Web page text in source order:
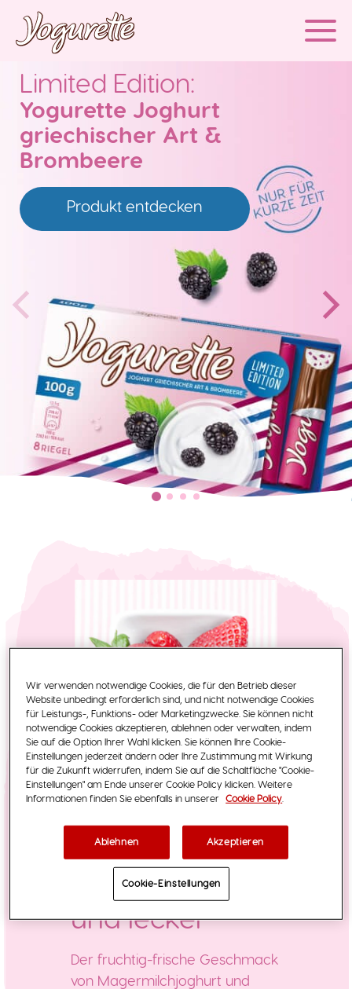
Limited Edition:
Yogurette Joghurt
griechischer Art &
Brombeere
Produkt entdecken
Fruchtig
und lecker
Der fruchtig-frische Geschmack
von Magermilchjoghurt und
Wir verwenden notwendige Cookies, die für den Betrieb dieser
Website unbedingt erforderlich sind, und nicht notwendige Cookies
für Leistungs-, Funktions- oder Marketingzwecke. Sie können nicht
notwendige Cookies akzeptieren, ablehnen oder verwalten, indem
Sie auf die Option Ihrer Wahl klicken. Sie können Ihre Cookie-
Einstellungen jederzeit ändern oder Ihre Zustimmung mit Wirkung
für die Zukunft widerrufen, indem Sie auf die Schaltfläche "Cookie-
Einstellungen" am Ende unserer Cookie Policy klicken. Weitere
Informationen finden Sie ebenfalls in unserer
Cookie Policy
Ablehnen Akzeptieren
Cookie-Einstellungen